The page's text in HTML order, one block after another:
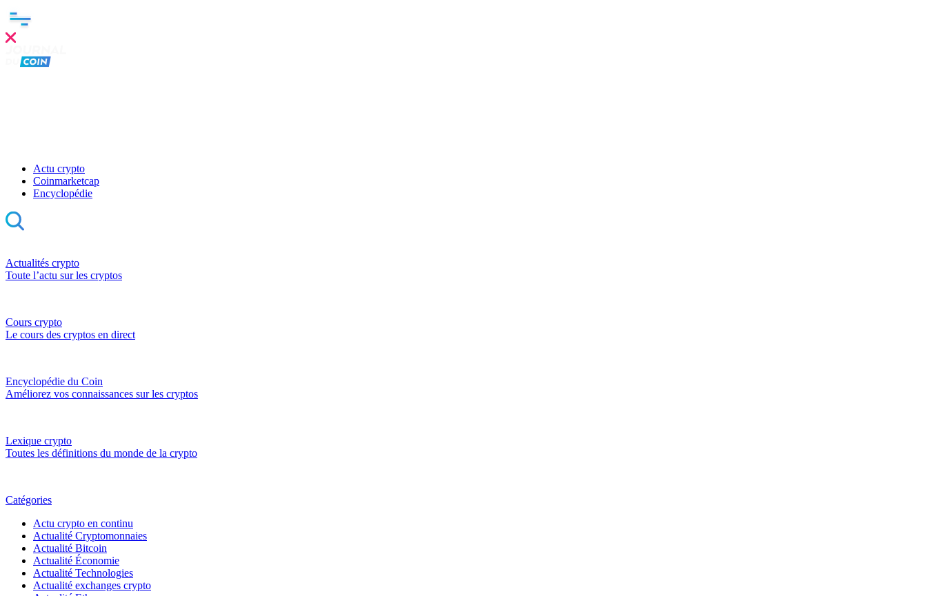
Actu crypto
Coinmarketcap
Encyclopédie
Actualités crypto
Toute l’actu sur les cryptos
Cours crypto
Le cours des cryptos en direct
Encyclopédie du Coin
Améliorez vos connaissances sur les cryptos
Lexique crypto
Toutes les définitions du monde de la crypto
Catégories
Actu crypto en continu
Actualité Cryptomonnaies
Actualité Bitcoin
Actualité Économie
Actualité Technologies
Actualité exchanges crypto